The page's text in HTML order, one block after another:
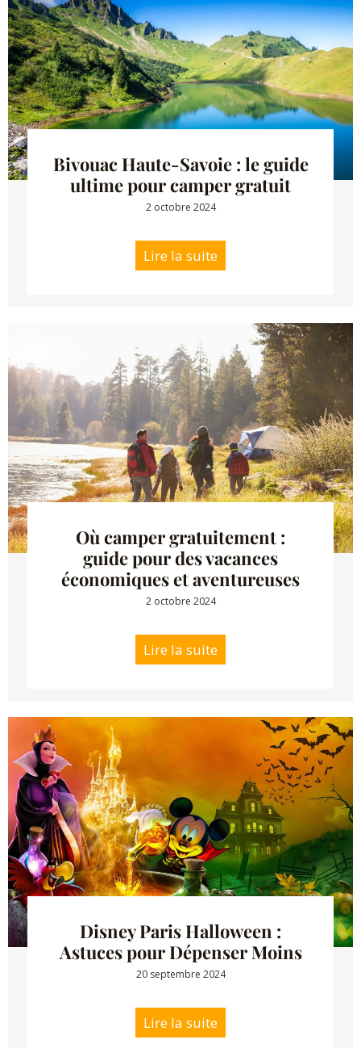
Bivouac Haute-Savoie : le guide
ultime pour camper gratuit
2 octobre 2024
Lire la suite
Où camper gratuitement :
guide pour des vacances
économiques et aventureuses
2 octobre 2024
Lire la suite
Disney Paris Halloween :
Astuces pour Dépenser Moins
20 septembre 2024
Lire la suite